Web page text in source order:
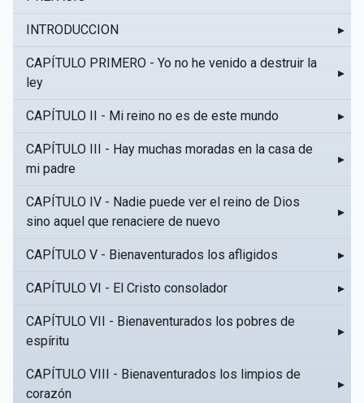
INTRODUCCION ▸
CAPÍTULO PRIMERO - Yo no he venido a destruir la
ley
▸
CAPÍTULO II - Mi reino no es de este mundo ▸
CAPÍTULO III - Hay muchas moradas en la casa de
mi padre
▸
CAPÍTULO IV - Nadie puede ver el reino de Dios
sino aquel que renaciere de nuevo
▸
CAPÍTULO V - Bienaventurados los afligidos ▸
CAPÍTULO VI - El Cristo consolador ▸
CAPÍTULO VII - Bienaventurados los pobres de
espíritu
▸
CAPÍTULO VIII - Bienaventurados los limpios de
corazón
▸